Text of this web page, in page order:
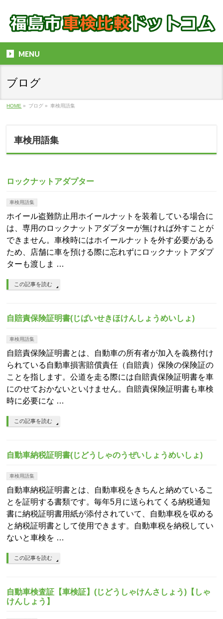
MENU
ブログ
HOME » ブログ » 車検用語集
車検用語集
ロックナットアダプター
車検用語集
ホイール盗難防止用ホイールナットを装着している場合に
は、専用のロックナットアダプターが無ければ外すことが
できません。車検時にはホイールナットを外す必要がある
ため、店舗に車を預ける際に忘れずにロックナットアダプ
ターも渡しま …
この記事を読む
自賠責保険証明書(じばいせきほけんしょうめいしょ)
車検用語集
自賠責保険証明書とは、自動車の所有者が加入を義務付け
られている自動車損害賠償責任（自賠責）保険の保険証の
ことを指します。公道を走る際には自賠責保険証明書を車
にのせておかないといけません。自賠責保険証明書も車検
時に必要にな …
この記事を読む
自動車納税証明書(じどうしゃのうぜいしょうめいしょ)
車検用語集
自動車納税証明書とは、自動車税をきちんと納めているこ
とを証明する書類です。毎年5月に送られてくる納税通知
書に納税証明書用紙が添付されていて、自動車税を収める
と納税証明書として使用できます。自動車税を納税してい
ないと車検を …
この記事を読む
自動車検査証【車検証】(じどうしゃけんさしょう)【しゃ
けんしょう】